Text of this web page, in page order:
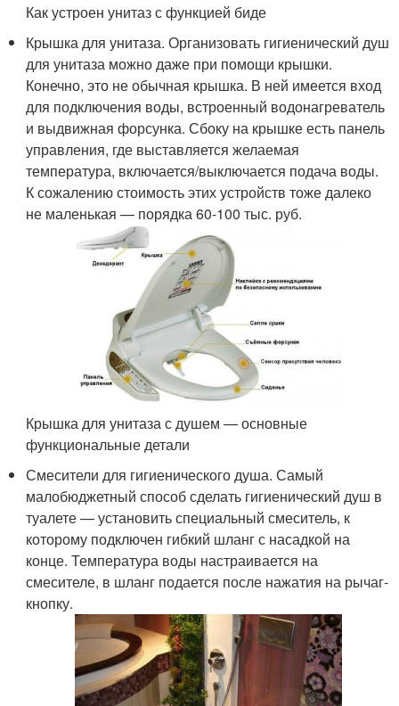
Как устроен унитаз с функцией биде
Крышка для унитаза. Организовать гигиенический душ
для унитаза можно даже при помощи крышки.
Конечно, это не обычная крышка. В ней имеется вход
для подключения воды, встроенный водонагреватель
и выдвижная форсунка. Сбоку на крышке есть панель
управления, где выставляется желаемая
температура, включается/выключается подача воды.
К сожалению стоимость этих устройств тоже далеко
не маленькая — порядка 60-100 тыс. руб.
Крышка для унитаза с душем — основные
функциональные детали
Смесители для гигиенического душа. Самый
малобюджетный способ сделать гигиенический душ в
туалете — установить специальный смеситель, к
которому подключен гибкий шланг с насадкой на
конце. Температура воды настраивается на
смесителе, в шланг подается после нажатия на рычаг-
кнопку.